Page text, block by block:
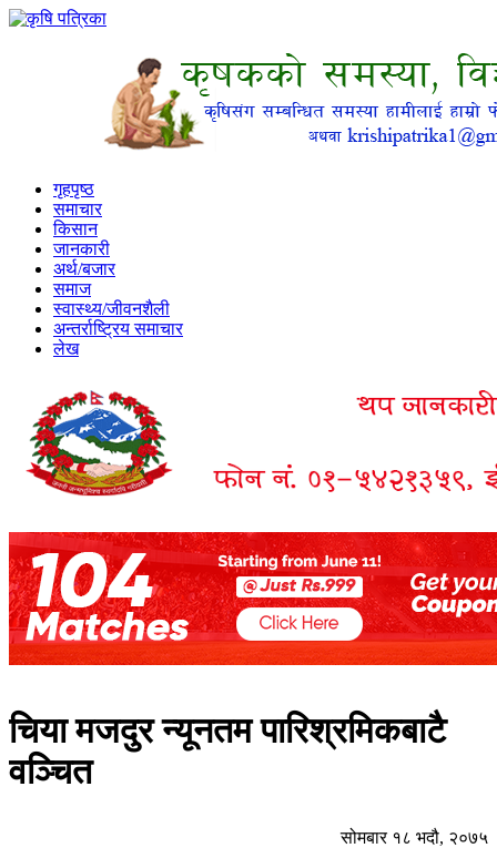
गृहपृष्ठ
समाचार
किसान
जानकारी
अर्थ/बजार
समाज
स्वास्थ्य/जीवनशैली
अन्तर्राष्ट्रिय समाचार
लेख
चिया मजदुर न्यूनतम पारिश्रमिकबाटै
वञ्चित
सोमबार १८ भदौ, २०७५